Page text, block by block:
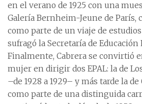
en el verano de 1925 con una
Galería Bernheim-Jeune de París,
como parte de un viaje de
sufragó la Secretaría de Educación
Finalmente, Cabrera se convirtió
mujer en dirigir dos EPAL: la de
–de 1928 a 1929– y más tarde la
como parte de una distinguida